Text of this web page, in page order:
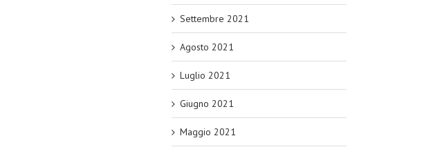
Settembre 2021
Agosto 2021
Luglio 2021
Giugno 2021
Maggio 2021